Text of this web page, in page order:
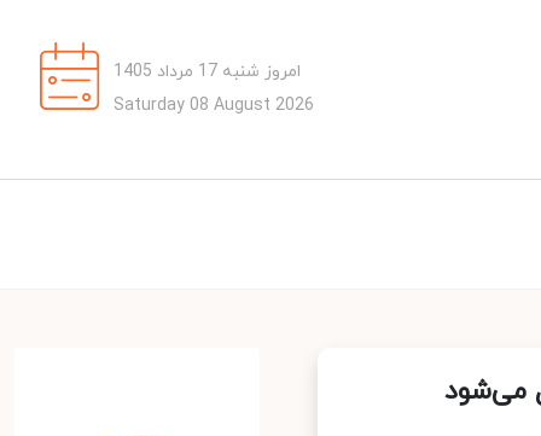
امروز شنبه 17 مرداد 1405
Saturday 08 August 2026
می‌شود